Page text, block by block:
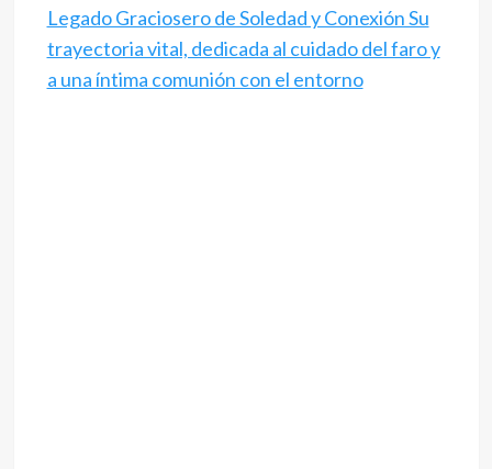
Legado Graciosero de Soledad y Conexión Su
trayectoria vital, dedicada al cuidado del faro y
a una íntima comunión con el entorno